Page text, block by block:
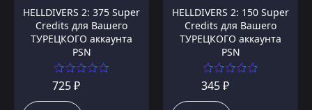
HELLDIVERS 2: 375 Super
Credits для Вашего
ТУРЕЦКОГО аккаунта
PSN
725 ₽
HELLDIVERS 2: 150 Super
Credits для Вашего
ТУРЕЦКОГО аккаунта
PSN
345 ₽